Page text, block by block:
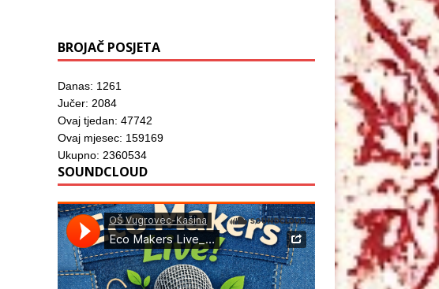
BROJAČ POSJETA
Danas: 1261
Jučer: 2084
Ovaj tjedan: 47742
Ovaj mjesec: 159169
Ukupno: 2360534
SOUNDCLOUD